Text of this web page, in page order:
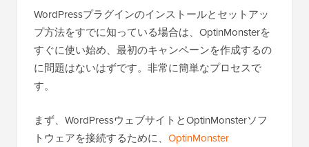
WordPressプラグインのインストールとセットアッ
プ方法をすでに知っている場合は、OptinMonsterを
すぐに使い始め、最初のキャンペーンを作成するの
に問題はないはずです。非常に簡単なプロセスで
す。
まず、WordPressウェブサイトとOptinMonsterソフ
トウェアを接続するために、 OptinMonster